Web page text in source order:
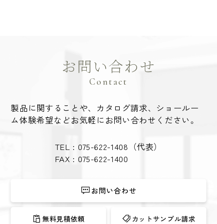
お問い合わせ
Contact
製品に関することや、カタログ請求、ショールー
ム体験希望などお気軽にお問い合わせください。
TEL : 075-622-1408 （代表）
FAX : 075-622-1400
お問い合わせ
無料見積依頼 カットサンプル請求